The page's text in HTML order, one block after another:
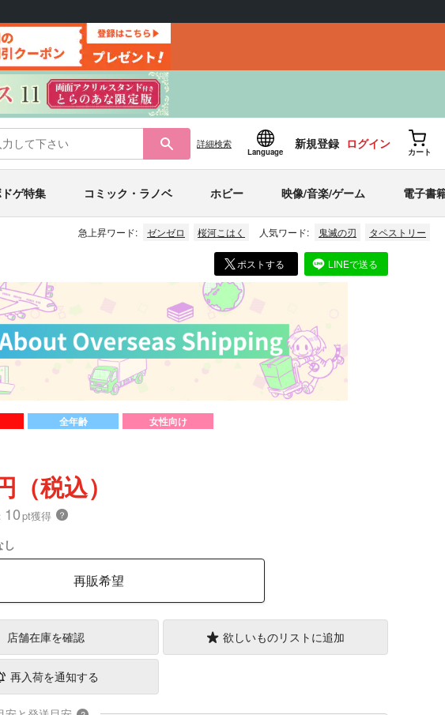
詳細検索
Language
新規登録 ログイン
カート
ゲ特集 コミック・ラノベ ホビー 映像/音楽/ゲーム 電子書
急上昇ワード: ゼンゼロ 桜河こはく 人気ワード: 鬼滅の刃 タペストリー
ポストする LINEで送る
全年齢 女性向け
（税込）
10pt獲得 ？
し
再販希望
店舗在庫を確認 欲しいものリストに追加
再入荷を通知する